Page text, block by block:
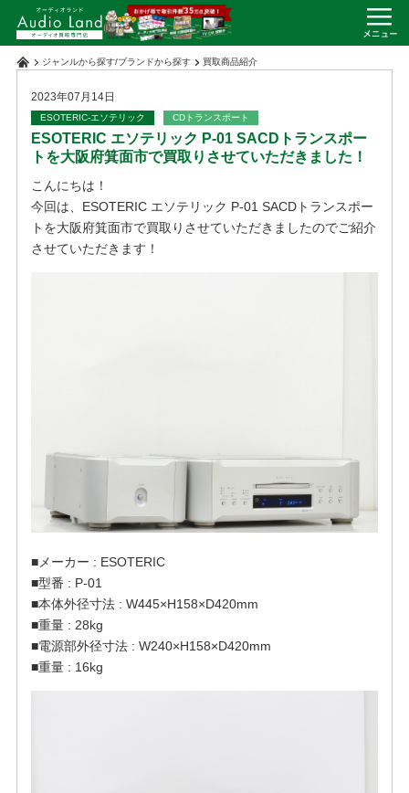
ジャンルから探す/ブランドから探す 買取商品紹介
2023年07月14日
ESOTERIC-エソテリック CDトランスポート
ESOTERIC エソテリック P-01 SACDトランスポー
トを大阪府箕面市で買取りさせていただきました！
こんにちは！
今回は、ESOTERIC エソテリック P-01 SACDトランスポー
トを大阪府箕面市で買取りさせていただきましたのでご紹介
させていただきます！
■メーカー : ESOTERIC
■型番 : P-01
■本体外径寸法 : W445×H158×D420mm
■重量 : 28kg
■電源部外径寸法 : W240×H158×D420mm
■重量 : 16kg